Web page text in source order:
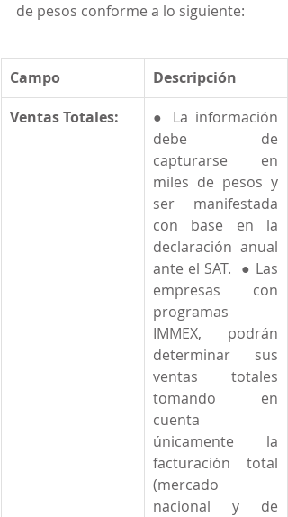
de pesos conforme a lo siguiente:
Campo
Descripción
Ventas Totales:
● La información
debe de
capturarse en
miles de pesos y
ser manifestada
con base en la
declaración anual
ante el SAT.  ● Las
empresas con
programas
IMMEX, podrán
determinar sus
ventas totales
tomando en
cuenta
únicamente la
facturación total
(mercado
nacional y de